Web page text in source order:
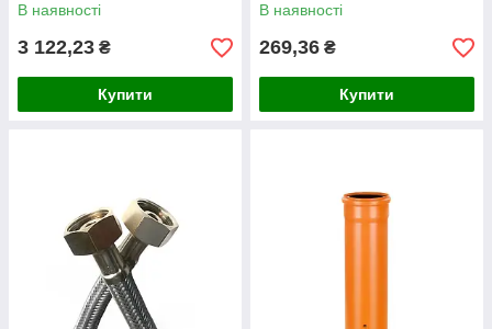
В наявності
3 122,23 ₴
Купити
В наявності
269,36 ₴
Купити